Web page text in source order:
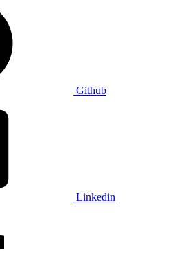
Github
Linkedin